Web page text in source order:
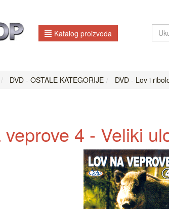
Katalog proizvoda
DVD - OSTALE KATEGORIJE DVD - Lov i
veprove 4 - Veliki